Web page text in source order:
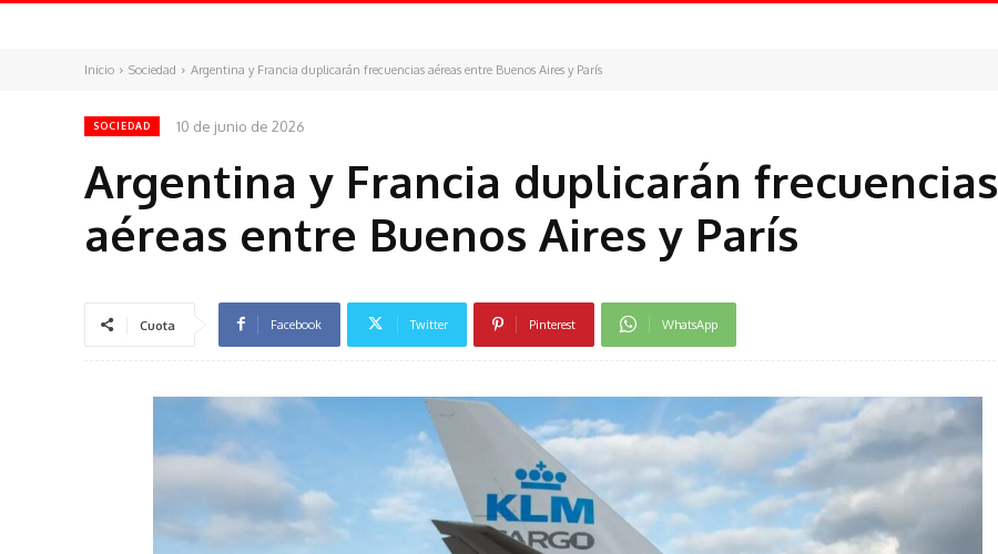
Inicio Sociedad Argentina y Francia duplicarán frecuencias aéreas entre Buenos Aires y París
SOCIEDAD 10 de junio de 2026
Argentina y Francia duplicarán frecuencias
aéreas entre Buenos Aires y París
Cuota Facebook Twitter Pinterest WhatsApp